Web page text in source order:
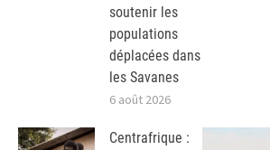
soutenir les
populations
déplacées dans
les Savanes
6 août 2026
Centrafrique :